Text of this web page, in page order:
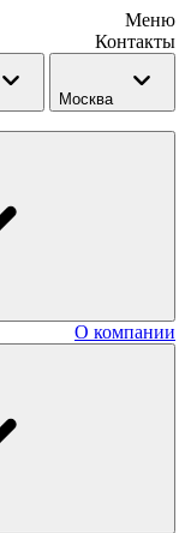
Меню
Контакты
Москва
О компании